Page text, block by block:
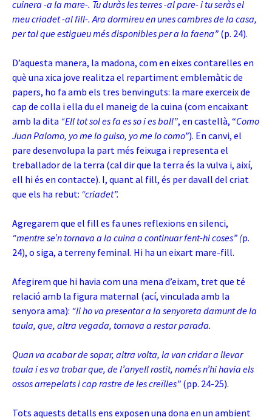
cuinera -a la mare-. Tu duràs les terres -al pare- i tu seràs el
meu criadet -al fill-. Ara dormireu en unes cambres de la casa,
per tal que estigueu més disponibles per a la faena” (p. 24).
D’aquesta manera, la madona, com en eixes contarelles en
què una xica jove realitza el repartiment emblemàtic de
papers, ho fa amb els tres benvinguts: la mare exerceix de
cap de colla i ella du el maneig de la cuina (com encaixant
amb la dita “Ell tot sol es fa es so i es ball”, en castellà, “Como
Juan Palomo, yo me lo guiso, yo me lo como”). En canvi, el
pare desenvolupa la part més feixuga i representa el
treballador de la terra (cal dir que la terra és la vulva i, així,
ell hi és en contacte). I, quant al fill, és per davall del criat
que els ha rebut: “criadet”.
Agregarem que el fill es fa unes reflexions en silenci,
“mentre se’n tornava a la cuina a continuar fent-hi coses” (p.
24), o siga, a terreny feminal. Hi ha un eixart mare-fill.
Afegirem que hi havia com una mena d’eixam, tret que té
relació amb la figura maternal (ací, vinculada amb la
senyora ama): “li ho va presentar a la senyoreta damunt de la
taula, que, altra vegada, tornava a restar parada.
Quan va acabar de sopar, altra volta, la van cridar a llevar
taula i es va trobar que, de l’anyell rostit, només n’hi havia els
ossos arrepelats i cap rastre de les creïlles” (pp. 24-25).
Tots aquests detalls ens exposen una dona en un ambient